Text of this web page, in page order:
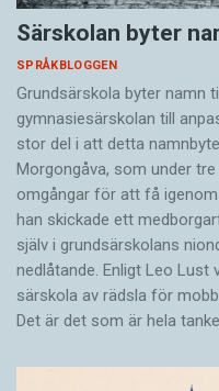
Särskolan byter
SPRÅKBLOGGEN
Grundsärskola byter namn
gymnasiesärskolan till
stor del i att detta
Morgongåva, som under
omgångar för att få
han skickade ett
själv i grundsärskolans
nedlåtande. Enligt Leo Lust
särskola av rädsla för
Det är det som är hela